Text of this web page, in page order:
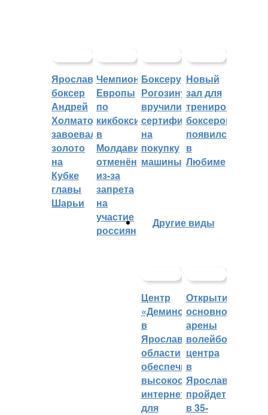
Ярославский
боксер
Андрей
Холматов
завоевал
золото
на
Кубке
главы
Шарьи
Чемпионат
Европы
по
кикбоксингу
в
Молдавии
отменён
из-за
запрета
на
участие
россиян
Боксеру
Рогозину
вручили
сертификат
на
покупку
машины
Новый
зал для
тренировок
боксеров
появился
в
Любиме
Другие виды
Центр
«Демино»
в
Ярославской
области
обеспечивают
высокоскоростным
интернетом
для
Открытие
основной
арены
волейбольного
центра
в
Ярославле
пройдет
в 35-